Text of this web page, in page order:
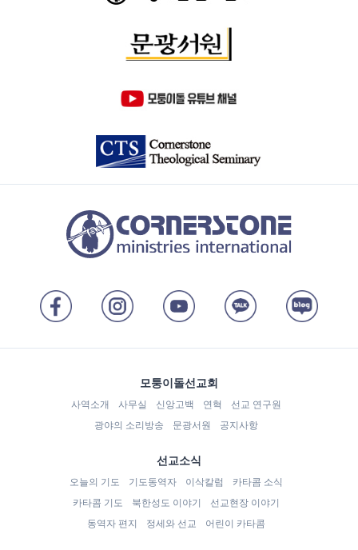
모퉁이돌선교회
사역소개 사무실 신앙고백 연혁
선교 연구원
광야의 소리방송
문광서원 공지사항
선교소식
오늘의 기도 기도동역자 이삭칼럼
카타콤 소식
카타콤 기도
북한성도 이야기
선교현장 이야기
동역자 편지
정세와 선교 어린이 카타콤